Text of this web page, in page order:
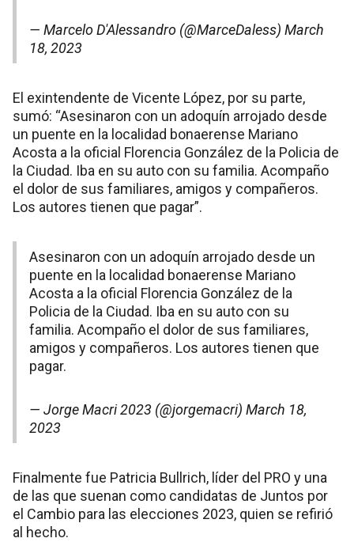
— Marcelo D'Alessandro (@MarceDaless) March
18, 2023
El exintendente de Vicente López, por su parte,
sumó: “Asesinaron con un adoquín arrojado desde
un puente en la localidad bonaerense Mariano
Acosta a la oficial Florencia González de la Policia de
la Ciudad. Iba en su auto con su familia. Acompaño
el dolor de sus familiares, amigos y compañeros.
Los autores tienen que pagar”.
Asesinaron con un adoquín arrojado desde un
puente en la localidad bonaerense Mariano
Acosta a la oficial Florencia González de la
Policia de la Ciudad. Iba en su auto con su
familia. Acompaño el dolor de sus familiares,
amigos y compañeros. Los autores tienen que
pagar.
— Jorge Macri 2023 (@jorgemacri) March 18,
2023
Finalmente fue Patricia Bullrich, líder del PRO y una
de las que suenan como candidatas de Juntos por
el Cambio para las elecciones 2023, quien se refirió
al hecho.